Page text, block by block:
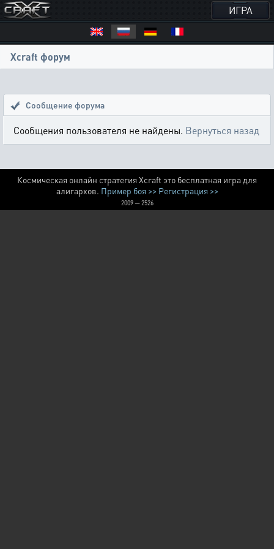
ИГРА
Xcraft форум
Сообщение форума
Сообщения пользователя не найдены. Вернуться назад
Космическая онлайн стратегия Xcraft это бесплатная игра для
алигархов. Пример боя >> Регистрация >>
2009 — 2526